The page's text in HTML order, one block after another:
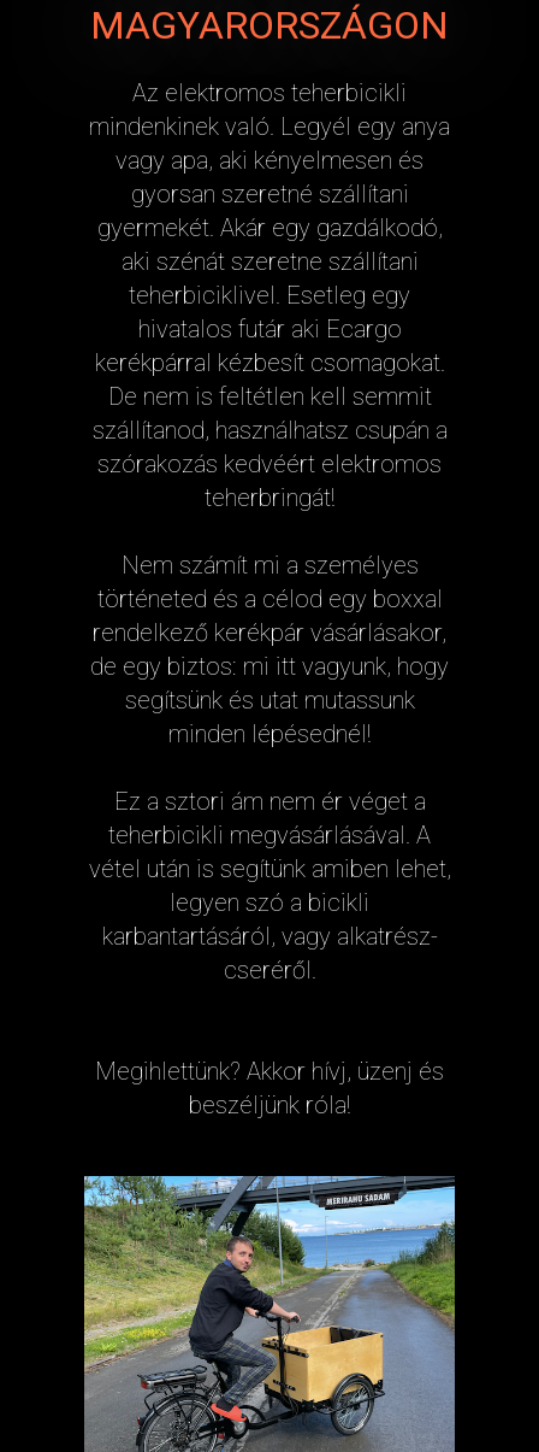
MAGYARORSZÁGON
Az elektromos teherbicikli
mindenkinek való. Legyél egy anya
vagy apa, aki kényelmesen és
gyorsan szeretné szállítani
gyermekét. Akár egy gazdálkodó,
aki szénát szeretne szállítani
teherbiciklivel. Esetleg egy
hivatalos futár aki Ecargo
kerékpárral kézbesít csomagokat.
De nem is feltétlen kell semmit
szállítanod, használhatsz csupán a
szórakozás kedvéért elektromos
teherbringát!
Nem számít mi a személyes
történeted és a célod egy boxxal
rendelkező kerékpár vásárlásakor,
de egy biztos: mi itt vagyunk, hogy
segítsünk és utat mutassunk
minden lépésednél!
Ez a sztori ám nem ér véget a
teherbicikli megvásárlásával. A
vétel után is segítünk amiben lehet,
legyen szó a bicikli
karbantartásáról, vagy alkatrész-
cseréről.
Megihlettünk? Akkor hívj, üzenj és
beszéljünk róla!